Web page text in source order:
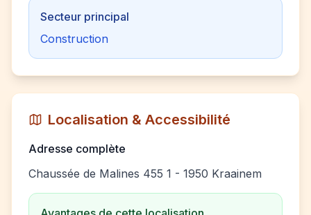
Secteur principal
Construction
Localisation & Accessibilité
Adresse complète
Chaussée de Malines 455 1 - 1950 Kraainem